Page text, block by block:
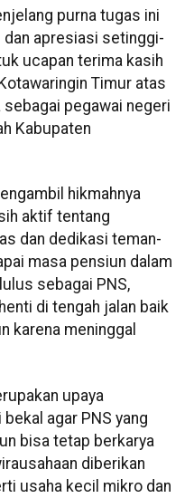
purna tugas ini
apresiasi setinggi-
ucapan terima kasih
Timur atas
pegawai negeri
Kabupaten
hikmahnya
aktif tentang
dan dedikasi teman-
masa pensiun dalam
sebagai PNS,
di tengah jalan baik
karena meninggal
upaya
agar PNS yang
bisa tetap berkarya
diberikan
usaha kecil mikro dan